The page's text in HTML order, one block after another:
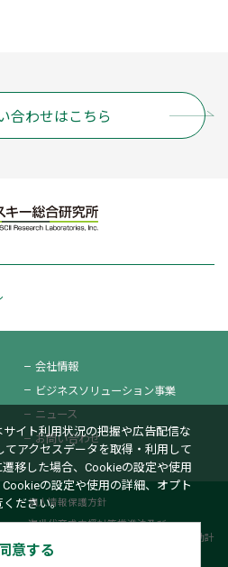
合わせはこちら
会社情報
ビジネスソリューション事業
ニュース
お問い合わせ
個人情報保護方針
次世代育成支援対策推進法及び
女性活躍推進法に基づく一般事業主行動計
画書
イト利用状況の把握や広告配信な
アクセスデータを取得・利用して
移した場合、Cookieの設定や使用
の設定や使用の詳細、オプト
ください。
意する